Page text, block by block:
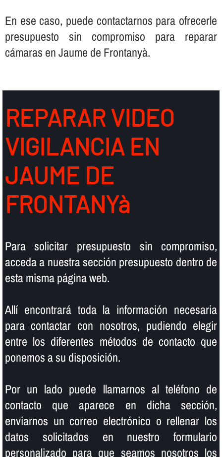
En ese caso, puede contactarnos para ofrecerle
presupuesto sin compromiso para reparar
cámaras en Jaume de Frontanyà.
REPARAR VIDEO
VIGILANCIA EN
JAUME DE
FRONTANYà
Para solicitar presupuesto sin compromiso,
acceda a nuestra sección presupuesto dentro de
esta misma página web.
Allí­ encontrará toda la información necesaria
para contactar con nosotros, pudiendo elegir
entre los diferentes métodos de contacto que
ponemos a su disposición.
Por un lado puede llamarnos al teléfono de
contacto que aparece en dicha sección,
enviarnos un correo electrónico o rellenar los
datos solicitados en nuestro formulario
personalizado para que seamos nosotros los